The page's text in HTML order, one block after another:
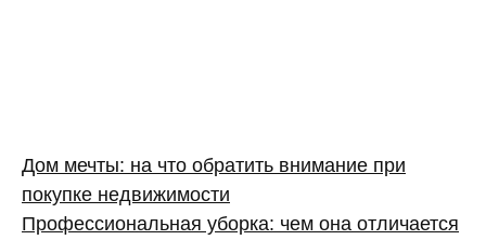
Дом мечты: на что обратить внимание при
покупке недвижимости
Профессиональная уборка: чем она отличается